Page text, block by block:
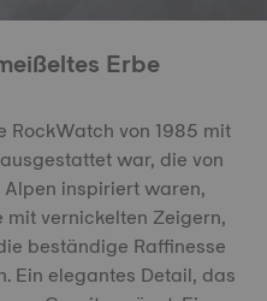
Erbe
von 1985 mit
war, die von
inspiriert waren,
vernickelten Zeigern,
beständige Raffinesse
Ein elegantes Detail, das